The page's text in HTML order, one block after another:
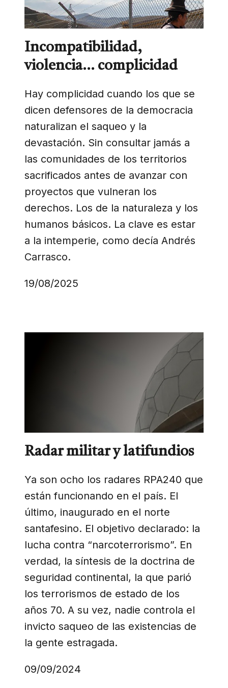
Incompatibilidad,
violencia… complicidad
Hay complicidad cuando los que se
dicen defensores de la democracia
naturalizan el saqueo y la
devastación. Sin consultar jamás a
las comunidades de los territorios
sacrificados antes de avanzar con
proyectos que vulneran los
derechos. Los de la naturaleza y los
humanos básicos. La clave es estar
a la intemperie, como decía Andrés
Carrasco.
19/08/2025
Radar militar y latifundios
Ya son ocho los radares RPA240 que
están funcionando en el país. El
último, inaugurado en el norte
santafesino. El objetivo declarado: la
lucha contra “narcoterrorismo”. En
verdad, la síntesis de la doctrina de
seguridad continental, la que parió
los terrorismos de estado de los
años 70. A su vez, nadie controla el
invicto saqueo de las existencias de
la gente estragada.
09/09/2024